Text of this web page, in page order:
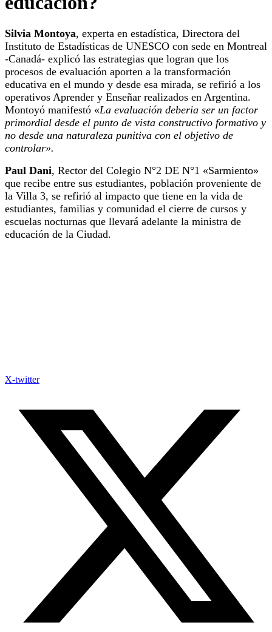
Silvia Montoya, experta en estadística, Directora del
Instituto de Estadísticas de UNESCO con sede en Montreal
-Canadá- explicó las estrategias que logran que los
procesos de evaluación aporten a la transformación
educativa en el mundo y desde esa mirada, se refirió a los
operativos Aprender y Enseñar realizados en Argentina.
Montoyó manifestó «La evaluación deberia ser un factor
primordial desde el punto de vista constructivo formativo y
no desde una naturaleza punitiva con el objetivo de
controlar».
Paul Dani, Rector del Colegio N°2 DE N°1 «Sarmiento»
que recibe entre sus estudiantes, población proveniente de
la Villa 3, se refirió al impacto que tiene en la vida de
estudiantes, familias y comunidad el cierre de cursos y
escuelas nocturnas que llevará adelante la ministra de
educación de la Ciudad.
X-twitter